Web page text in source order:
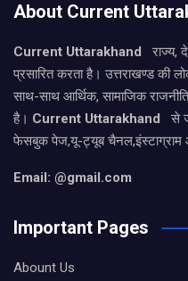
About Current
Current Uttarakhand
राज्य,
प्रसारित करता है। उत्तराखण्ड की
साथ-साथ आर्थिक, सामाजिक
है। Current Uttarakhand
से
फेसबुक पेज,यू-ट्यूब चैनल,इंस्टाग्राम
Email: @gmail.com
Important Pages
Abount Us